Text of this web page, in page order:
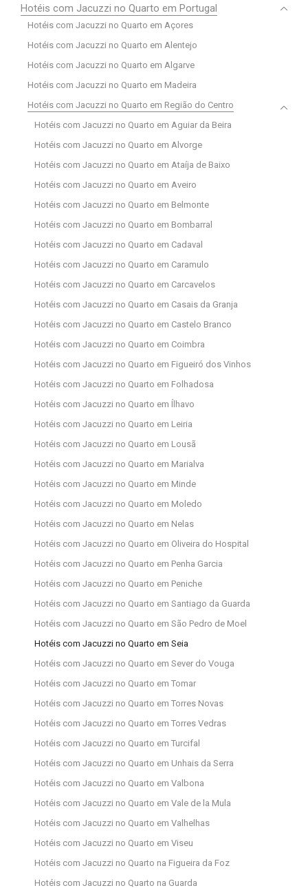
Hotéis com Jacuzzi no Quarto em Portugal
Hotéis com Jacuzzi no Quarto em Açores
Hotéis com Jacuzzi no Quarto em Alentejo
Hotéis com Jacuzzi no Quarto em Algarve
Hotéis com Jacuzzi no Quarto em Madeira
Hotéis com Jacuzzi no Quarto em Região do Centro
Hotéis com Jacuzzi no Quarto em Aguiar da Beira
Hotéis com Jacuzzi no Quarto em Alvorge
Hotéis com Jacuzzi no Quarto em Ataíja de Baixo
Hotéis com Jacuzzi no Quarto em Aveiro
Hotéis com Jacuzzi no Quarto em Belmonte
Hotéis com Jacuzzi no Quarto em Bombarral
Hotéis com Jacuzzi no Quarto em Cadaval
Hotéis com Jacuzzi no Quarto em Caramulo
Hotéis com Jacuzzi no Quarto em Carcavelos
Hotéis com Jacuzzi no Quarto em Casais da Granja
Hotéis com Jacuzzi no Quarto em Castelo Branco
Hotéis com Jacuzzi no Quarto em Coimbra
Hotéis com Jacuzzi no Quarto em Figueiró dos Vinhos
Hotéis com Jacuzzi no Quarto em Folhadosa
Hotéis com Jacuzzi no Quarto em Ílhavo
Hotéis com Jacuzzi no Quarto em Leiria
Hotéis com Jacuzzi no Quarto em Lousã
Hotéis com Jacuzzi no Quarto em Marialva
Hotéis com Jacuzzi no Quarto em Minde
Hotéis com Jacuzzi no Quarto em Moledo
Hotéis com Jacuzzi no Quarto em Nelas
Hotéis com Jacuzzi no Quarto em Oliveira do Hospital
Hotéis com Jacuzzi no Quarto em Penha Garcia
Hotéis com Jacuzzi no Quarto em Peniche
Hotéis com Jacuzzi no Quarto em Santiago da Guarda
Hotéis com Jacuzzi no Quarto em São Pedro de Moel
Hotéis com Jacuzzi no Quarto em Seia
Hotéis com Jacuzzi no Quarto em Sever do Vouga
Hotéis com Jacuzzi no Quarto em Tomar
Hotéis com Jacuzzi no Quarto em Torres Novas
Hotéis com Jacuzzi no Quarto em Torres Vedras
Hotéis com Jacuzzi no Quarto em Turcifal
Hotéis com Jacuzzi no Quarto em Unhais da Serra
Hotéis com Jacuzzi no Quarto em Valbona
Hotéis com Jacuzzi no Quarto em Vale de la Mula
Hotéis com Jacuzzi no Quarto em Valhelhas
Hotéis com Jacuzzi no Quarto em Viseu
Hotéis com Jacuzzi no Quarto na Figueira da Foz
Hotéis com Jacuzzi no Quarto na Guarda